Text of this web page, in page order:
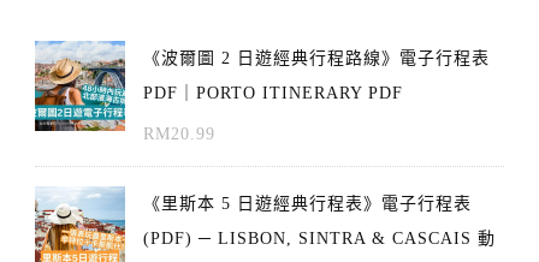
《波爾圖 2 日遊經典行程路線》電子行程表
PDF｜PORTO ITINERARY PDF
RM20.99
《里斯本 5 日遊經典行程表》電子行程表
(PDF) ─ LISBON, SINTRA & CASCAIS 動